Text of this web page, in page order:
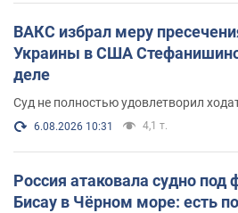
ВАКС избрал меру
Украины в США
деле
Суд не полностью удовлетворил
6.08.2026 10:31 4,1 т.
Россия атаковала судно под
Бисау в Чёрном море: есть